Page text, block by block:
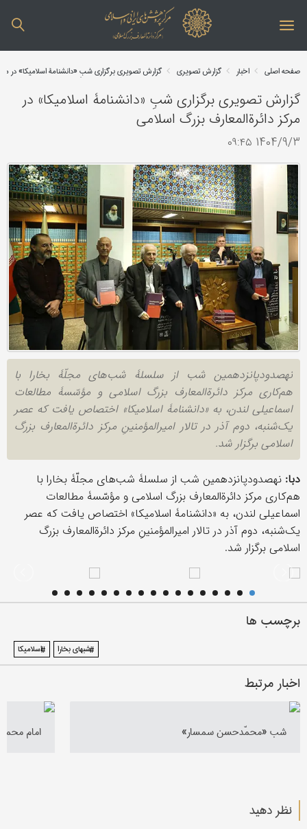
صفحه اصلی اخبار گزارش تصویری گزارش تصویری برگزاری شبِ «دانشنامۀ اسلامیکا» در
گزارش تصویری برگزاری شبِ «دانشنامۀ اسلامیکا» در
مرکز دائرةالمعارف بزرگ اسلامی
1404/9/3 ۰۹:۴۵
نهصدودپانزدهمین شب از سلسلۀ شب‌های مجلّۀ بخارا با
هم‌کاری مرکز دائرةالمعارف بزرگ اسلامی و مؤسّسۀ مطالعات
اسماعیلی لندن، به «دانشنامۀ اسلامیکا» اختصاص یافت که عصر
یک‌شنبه، دوم آذر در تالار امیرالمؤمنینِ مرکز دائرةالمعارف بزرگ
اسلامی برگزار شد.
دبا: نهصدودپانزدهمین شب از سلسلۀ شب‌های مجلّۀ بخارا با
هم‌کاری مرکز دائرةالمعارف بزرگ اسلامی و مؤسّسۀ مطالعات
اسماعیلی لندن، به «دانشنامۀ اسلامیکا» اختصاص یافت که عصر
یک‌شنبه، دوم آذر در تالار امیرالمؤمنینِ مرکز دائرةالمعارف بزرگ
اسلامی برگزار شد.
برچسب ها
#شبهای بخارا #اسلامیکا
اخبار مرتبط
شب «محمّدحسن سمسار» امام محمد
نظر دهید